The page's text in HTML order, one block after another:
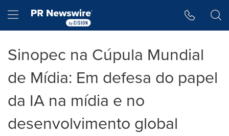
Hamburger menu
Sinopec na Cúpula Mundial
de Mídia: Em defesa do papel
da IA na mídia e no
desenvolvimento global